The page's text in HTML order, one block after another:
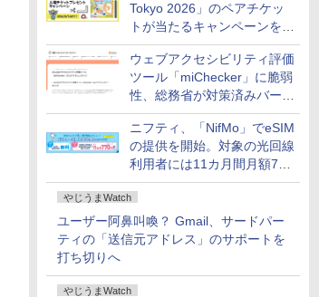
Tokyo 2026」のペアチケッ
トが当たるキャンペーンをX
で実施。8月16日まで
ウェブアクセシビリティ評価
ツール「miChecker」に脆弱
性、総務省が対策済みバージ
ョンへの更新を呼び掛け
ニフティ、「NifMo」でeSIM
の提供を開始。対象の光回線
利用者には11カ月間月額770
円割引のキャンペーン
やじうまWatch
ユーザー阿鼻叫喚？ Gmail、サードパー
ティの「送信元アドレス」のサポートを
打ち切りへ
やじうまWatch